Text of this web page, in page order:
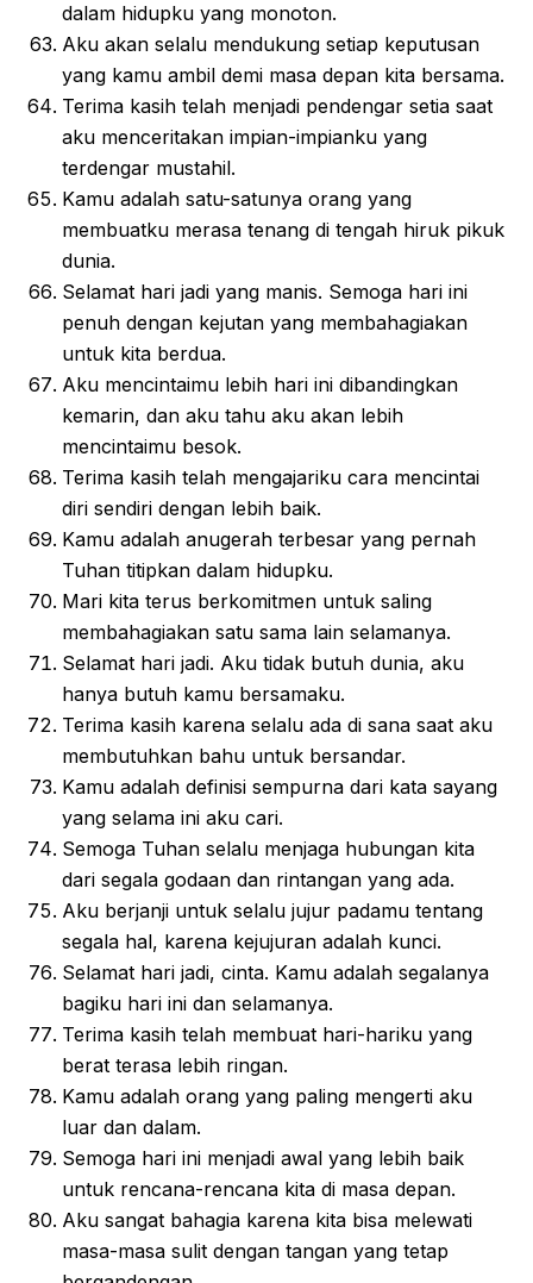
dalam hidupku yang monoton.
Aku akan selalu mendukung setiap keputusan
yang kamu ambil demi masa depan kita bersama.
Terima kasih telah menjadi pendengar setia saat
aku menceritakan impian-impianku yang
terdengar mustahil.
Kamu adalah satu-satunya orang yang
membuatku merasa tenang di tengah hiruk pikuk
dunia.
Selamat hari jadi yang manis. Semoga hari ini
penuh dengan kejutan yang membahagiakan
untuk kita berdua.
Aku mencintaimu lebih hari ini dibandingkan
kemarin, dan aku tahu aku akan lebih
mencintaimu besok.
Terima kasih telah mengajariku cara mencintai
diri sendiri dengan lebih baik.
Kamu adalah anugerah terbesar yang pernah
Tuhan titipkan dalam hidupku.
Mari kita terus berkomitmen untuk saling
membahagiakan satu sama lain selamanya.
Selamat hari jadi. Aku tidak butuh dunia, aku
hanya butuh kamu bersamaku.
Terima kasih karena selalu ada di sana saat aku
membutuhkan bahu untuk bersandar.
Kamu adalah definisi sempurna dari kata sayang
yang selama ini aku cari.
Semoga Tuhan selalu menjaga hubungan kita
dari segala godaan dan rintangan yang ada.
Aku berjanji untuk selalu jujur padamu tentang
segala hal, karena kejujuran adalah kunci.
Selamat hari jadi, cinta. Kamu adalah segalanya
bagiku hari ini dan selamanya.
Terima kasih telah membuat hari-hariku yang
berat terasa lebih ringan.
Kamu adalah orang yang paling mengerti aku
luar dan dalam.
Semoga hari ini menjadi awal yang lebih baik
untuk rencana-rencana kita di masa depan.
Aku sangat bahagia karena kita bisa melewati
masa-masa sulit dengan tangan yang tetap